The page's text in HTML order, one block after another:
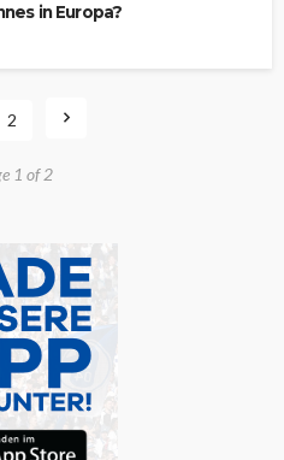
in Europa?
2
1 of 2